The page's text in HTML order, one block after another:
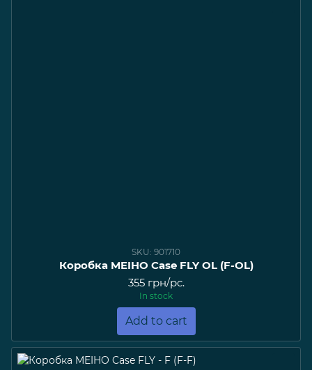
SKU: 901710
Коробка MEIHO Case FLY OL (F-OL)
355 грн/pc.
In stock
Add to cart